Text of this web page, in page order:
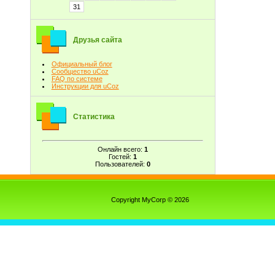
31
Друзья сайта
Официальный блог
Сообщество uCoz
FAQ по системе
Инструкции для uCoz
Статистика
Онлайн всего: 1
Гостей: 1
Пользователей: 0
Copyright MyCorp © 2026